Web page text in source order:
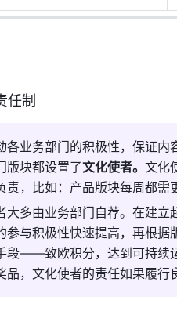
任制
各业务部门的积极性，保证内
版块都设置了文化使者。 文化
责，比如：产品版块每周都需
大多由业务部门自荐。在建立
参与积极性快速提高，再根
段——致欧积分，达到可持续
品，文化使者的责任如果履行